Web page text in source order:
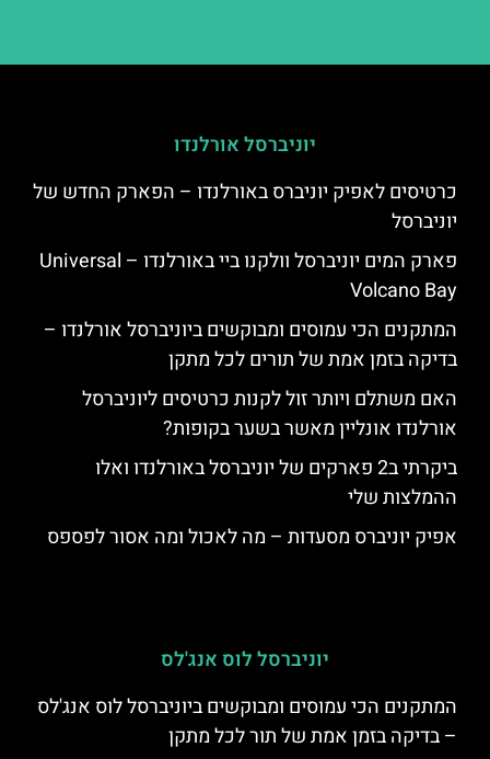
יוניברסל אורלנדו
כרטיסים לאפיק יוניברס באורלנדו – הפארק החדש של
יוניברסל
פארק המים יוניברסל וולקנו ביי באורלנדו – Universal
Volcano Bay
המתקנים הכי עמוסים ומבוקשים ביוניברסל אורלנדו –
בדיקה בזמן אמת של תורים לכל מתקן
האם משתלם ויותר זול לקנות כרטיסים ליוניברסל
אורלנדו אונליין מאשר בשער בקופות?
ביקרתי ב2 פארקים של יוניברסל באורלנדו ואלו
ההמלצות שלי
אפיק יוניברס מסעדות – מה לאכול ומה אסור לפספס
יוניברסל לוס אנג'לס
המתקנים הכי עמוסים ומבוקשים ביוניברסל לוס אנג'לס
– בדיקה בזמן אמת של תור לכל מתקן